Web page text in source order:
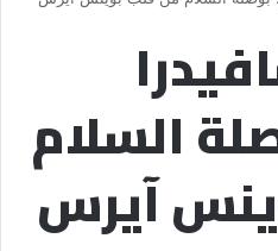
السلام
آيرس